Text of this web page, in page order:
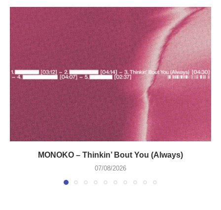
MONOKO – Thinkin’ Bout You (Always)
07/08/2026